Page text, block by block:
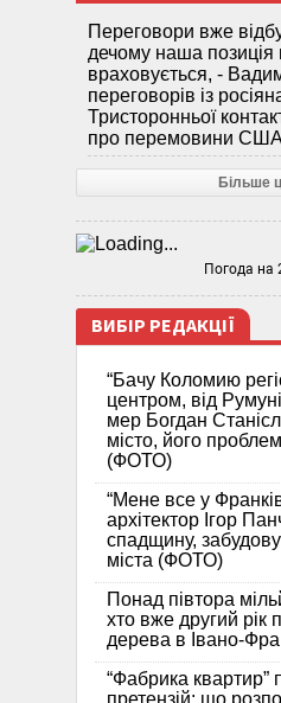
Переговори вже
дечому наша позиція
враховується, -
переговорів із
Тристоронньої
про перемовини США
Більше
Погода на
ВИБІР РЕДАКЦІЇ
“Бачу Коломию
центром, від
мер Богдан
місто, його
(ФОТО)
“Мене все у
архітектор Ігор
спадщину,
міста (ФОТО)
Понад півтора
хто вже другий рік
дерева в Івано-
“Фабрика квартир”